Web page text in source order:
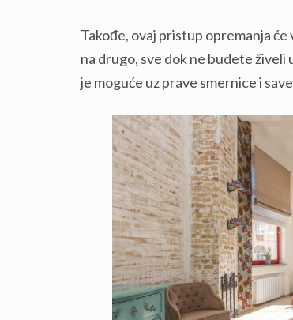
Takođe, ovaj pristup opremanja
na drugo, sve dok ne budete
je moguće uz prave smernice i